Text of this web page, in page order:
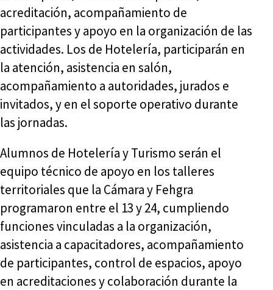
acreditación, acompañamiento de
participantes y apoyo en la organización de las
actividades. Los de Hotelería, participarán en
la atención, asistencia en salón,
acompañamiento a autoridades, jurados e
invitados, y en el soporte operativo durante
las jornadas.
Alumnos de Hotelería y Turismo serán el
equipo técnico de apoyo en los talleres
territoriales que la Cámara y Fehgra
programaron entre el 13 y 24, cumpliendo
funciones vinculadas a la organización,
asistencia a capacitadores, acompañamiento
de participantes, control de espacios, apoyo
en acreditaciones y colaboración durante la